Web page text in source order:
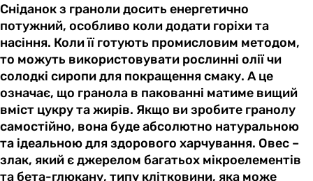
Сніданок з граноли досить енергетично
потужний, особливо коли додати горіхи та
насіння. Коли її готують промисловим методом,
то можуть використовувати рослинні олії чи
солодкі сиропи для покращення смаку. А це
означає, що гранола в пакованні матиме вищий
вміст цукру та жирів. Якщо ви зробите гранолу
самостійно, вона буде абсолютно натуральною
та ідеальною для здорового харчування. Овес –
злак, який є джерелом багатьох мікроелементів
та бета-глюкану, типу клітковини, яка може